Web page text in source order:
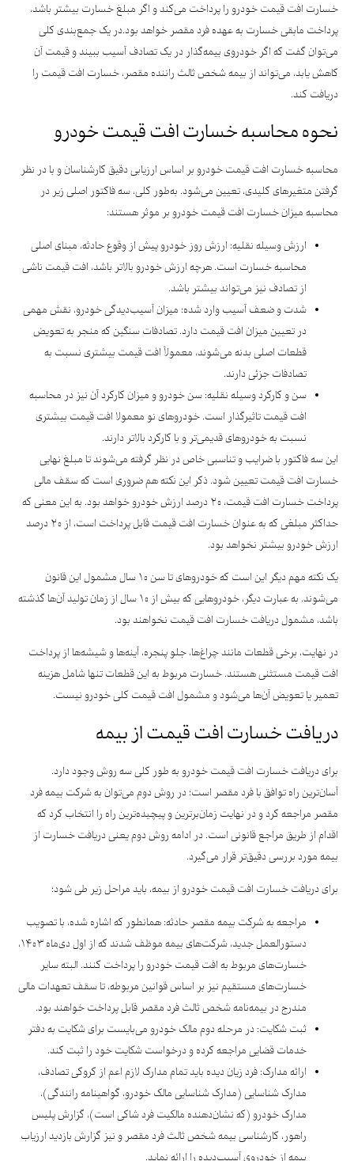
خسارت افت قیمت خودرو را پرداخت می‌کند و اگر مبلغ خسارت بیشتر باشد،
پرداخت مابقی خسارت به عهده فرد مقصر خواهد بود.در یک جمع‌بندی کلی
می‌توان گفت که اگر خودروی بیمه‌گذار در یک تصادف آسیب ببیند و قیمت آن
کاهش یابد، می‌تواند از بیمه شخص ثالث راننده مقصر، خسارت افت قیمت را
دریافت کند.
نحوه محاسبه خسارت افت قیمت خودرو
محاسبه خسارت افت قیمت خودرو بر اساس ارزیابی دقیق کارشناسان و با در نظر
گرفتن متغیرهای کلیدی، تعیین می‌شود. به‌طور کلی، سه فاکتور اصلی زیر در
محاسبه میزان خسارت افت قیمت خودرو بر موثر هستند:
ارزش وسیله نقلیه: ارزش روز خودرو پیش از وقوع حادثه، مبنای اصلی
محاسبه خسارت است. هرچه ارزش خودرو بالاتر باشد، افت قیمت ناشی
از تصادف نیز می‌تواند بیشتر باشد.
شدت و ضعف آسیب وارد شده: میزان آسیب‌دیدگی خودرو، نقش مهمی
در تعیین میزان افت قیمت دارد. تصادفات سنگین که منجر به تعویض
قطعات اصلی بدنه می‌شوند، معمولاً افت قیمت بیشتری نسبت به
تصادفات جزئی دارند.
سن و کارکرد وسیله نقلیه: سن خودرو و میزان کارکرد آن نیز در محاسبه
افت قیمت تاثیرگذار است. خودروهای نو معمولا افت قیمت بیشتری
نسبت به خودروهای قدیمی‌تر و با کارکرد بالاتر دارند.
این سه فاکتور با ضرایب و تناسبی خاص در نظر گرفته می‌شوند تا مبلغ نهایی
خسارت افت قیمت تعیین شود. ذکر این نکته هم ضروری است که سقف مالی
پرداخت خسارت افت قیمت، ۲۰ درصد ارزش خودرو خواهد بود. به این معنی که
حداکثر مبلغی که به عنوان خسارت افت قیمت قابل پرداخت است، از ۲۰ درصد
ارزش خودرو بیشتر نخواهد بود.
یک نکته مهم دیگر این است که خودروهای تا سن ۱۰ سال مشمول این قانون
می‌شوند. به عبارت دیگر، خودروهایی که بیش از ۱۰ سال از زمان تولید آن‌ها گذشته
باشد، مشمول دریافت خسارت افت قیمت نخواهند بود.
در نهایت، برخی قطعات مانند چراغ‌ها، جلو پنجره، آینه‌ها و شیشه‌ها از پرداخت
افت قیمت مستثنی هستند. خسارت مربوط به این قطعات تنها شامل هزینه
تعمیر یا تعویض آن‌ها می‌شود و مشمول افت قیمت کلی خودرو نیست.
دریافت خسارت افت قیمت از بیمه
برای دریافت خسارت افت قیمت خودرو به طور کلی سه روش وجود دارد.
آسان‌ترین راه توافق با فرد مقصر است؛ در روش دوم می‌توان به شرکت بیمه فرد
مقصر مراجعه کرد و در نهایت زمان‌برترین و پیچیده‌ترین راه را انتخاب کرد که
اقدام از طریق مراجع قانونی است. در ادامه روش دوم یعنی دریافت خسارت از
بیمه مورد بررسی دقیق‌تر قرار می‌گیرد.
برای دریافت خسارت افت قیمت خودرو از بیمه، باید مراحل زیر طی شود؛
مراجعه به شرکت بیمه مقصر حادثه: همانطور که اشاره شده، با تصویب
دستورالعمل جدید، شرکت‌های بیمه موظف‌ شدند که از اول دی‌ماه ۱۴۰۳،
خسارت‌های مربوط به افت قیمت خودرو را پرداخت کنند. البته سایر
خسارت‌های مستقیم نیز بر اساس قوانین مربوطه، تا سقف تعهدات مالی
مندرج در بیمه‌نامه شخص ثالث فرد مقصر قابل پرداخت خواهند بود.
ثبت شکایت: در مرحله دوم مالک خودرو می‌بایست برای شکایت به دفتر
خدمات قضایی مراجعه کرده و درخواست شکایت خود را ثبت کند.
ارائه مدارک: فرد زیان دیده باید تمام مدارک لازم اعم از کروکی تصادف،
مدارک شناسایی (مدارک شناسایی مالک خودرو، گواهینامه رانندگی)،
مدارک خودرو (که نشان‌دهنده مالکیت فرد شاکی است)، گزارش پلیس
راهور، کارشناسی بیمه شخص ثالث فرد مقصر و نیز گزارش بازدید ارزیاب
بیمه از خودروی آسیب‌دیده را ارائه نماید.